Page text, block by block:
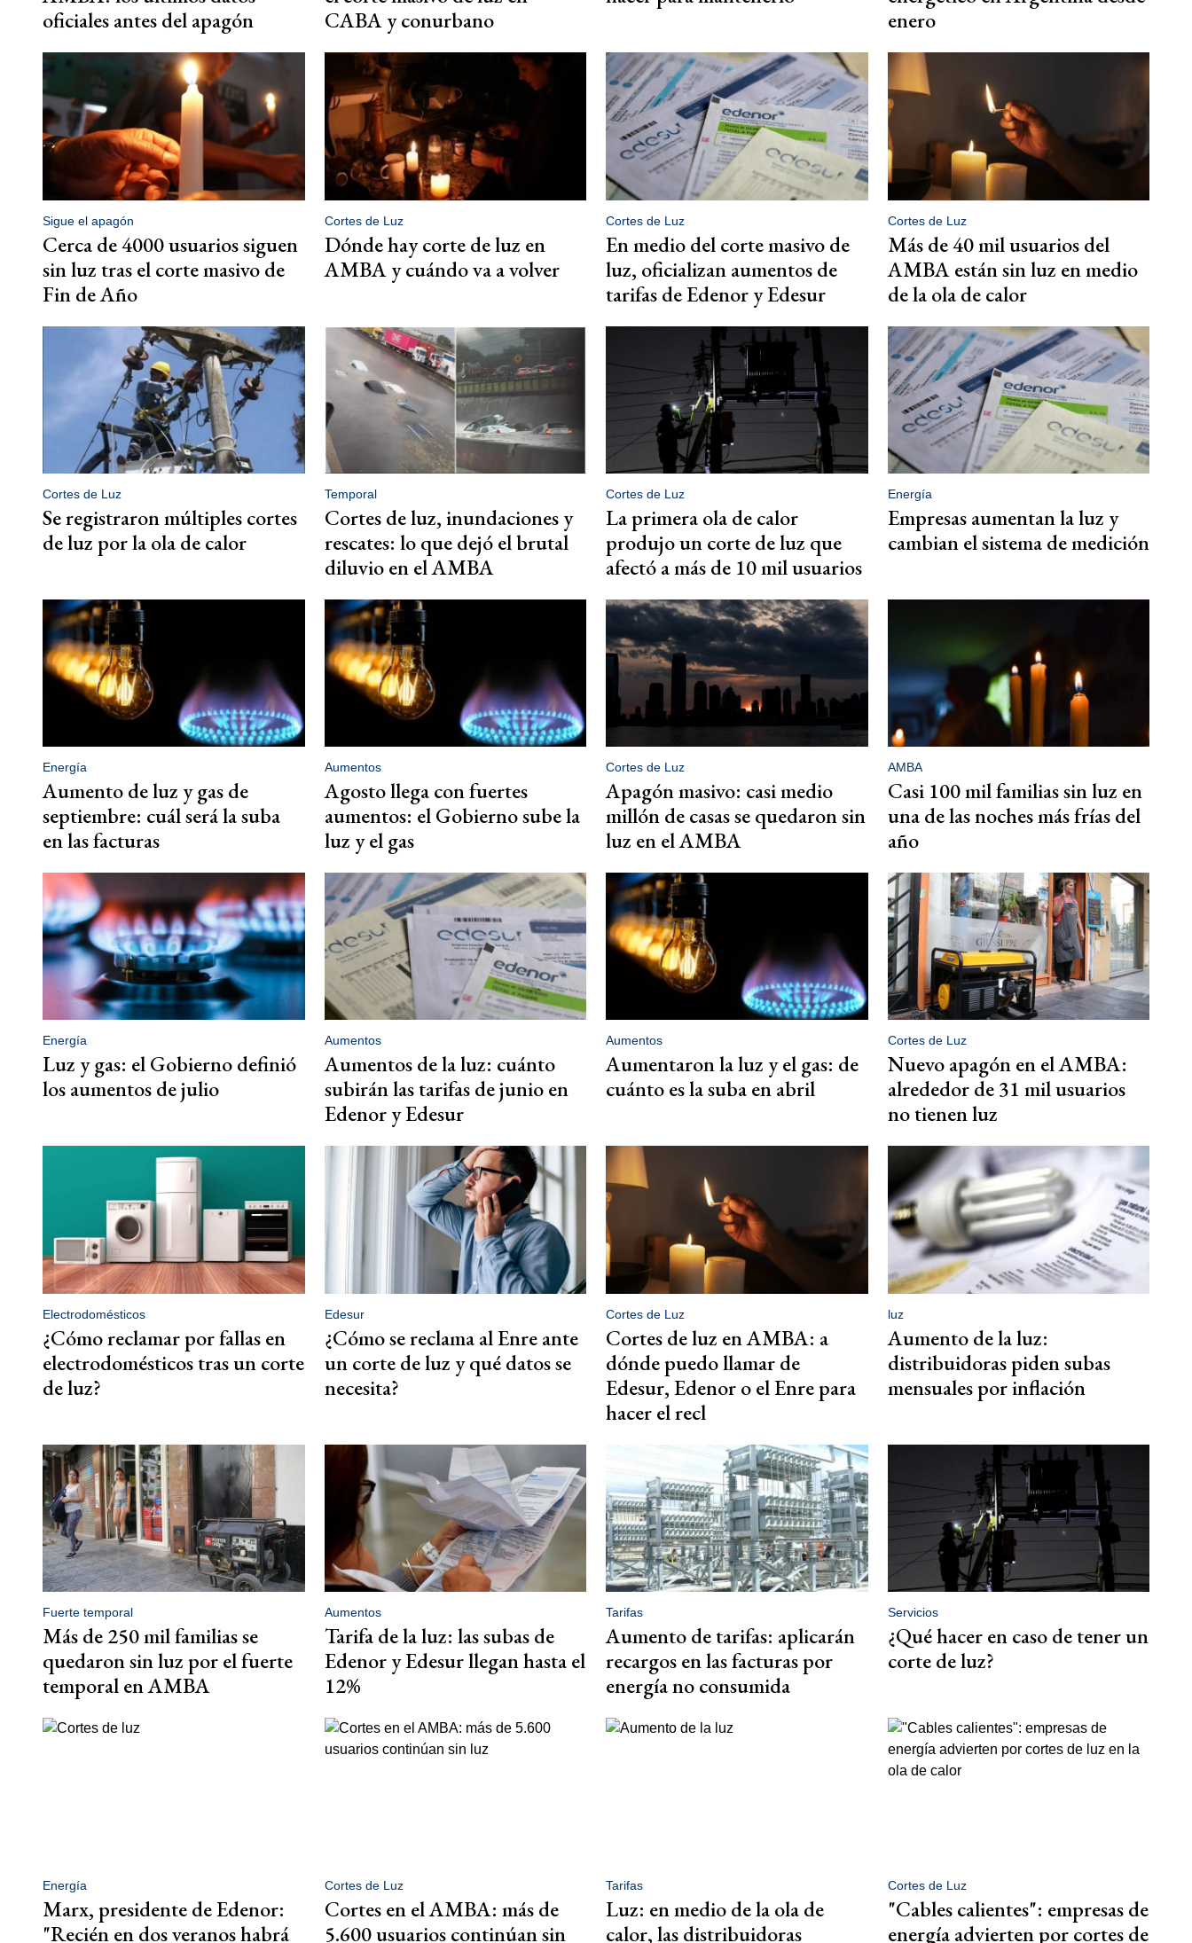
oficiales antes del apagón
CABA y conurbano
enero
Sigue el apagón
Cerca de 4000 usuarios siguen
sin luz tras el corte masivo de
Fin de Año
Cortes de Luz
Dónde hay corte de luz en
AMBA y cuándo va a volver
Cortes de Luz
En medio del corte masivo de
luz, oficializan aumentos de
tarifas de Edenor y Edesur
Cortes de Luz
Más de 40 mil usuarios del
AMBA están sin luz en medio
de la ola de calor
Cortes de Luz
Se registraron múltiples cortes
de luz por la ola de calor
Temporal
Cortes de luz, inundaciones y
rescates: lo que dejó el brutal
diluvio en el AMBA
Cortes de Luz
La primera ola de calor
produjo un corte de luz que
afectó a más de 10 mil usuarios
Energía
Empresas aumentan la luz y
cambian el sistema de medición
Energía
Aumento de luz y gas de
septiembre: cuál será la suba
en las facturas
Aumentos
Agosto llega con fuertes
aumentos: el Gobierno sube la
luz y el gas
Cortes de Luz
Apagón masivo: casi medio
millón de casas se quedaron sin
luz en el AMBA
AMBA
Casi 100 mil familias sin luz en
una de las noches más frías del
año
Energía
Luz y gas: el Gobierno definió
los aumentos de julio
Aumentos
Aumentos de la luz: cuánto
subirán las tarifas de junio en
Edenor y Edesur
Aumentos
Aumentaron la luz y el gas: de
cuánto es la suba en abril
Cortes de Luz
Nuevo apagón en el AMBA:
alrededor de 31 mil usuarios
no tienen luz
Electrodomésticos
¿Cómo reclamar por fallas en
electrodomésticos tras un corte
de luz?
Edesur
¿Cómo se reclama al Enre ante
un corte de luz y qué datos se
necesita?
Cortes de Luz
Cortes de luz en AMBA: a
dónde puedo llamar de
Edesur, Edenor o el Enre para
hacer el recl
luz
Aumento de la luz:
distribuidoras piden subas
mensuales por inflación
Fuerte temporal
Más de 250 mil familias se
quedaron sin luz por el fuerte
temporal en AMBA
Aumentos
Tarifa de la luz: las subas de
Edenor y Edesur llegan hasta el
12%
Tarifas
Aumento de tarifas: aplicarán
recargos en las facturas por
energía no consumida
Servicios
¿Qué hacer en caso de tener un
corte de luz?
Energía
Marx, presidente de Edenor:
"Recién en dos veranos habrá
Cortes de Luz
Cortes en el AMBA: más de
5.600 usuarios continúan sin
Tarifas
Luz: en medio de la ola de
calor, las distribuidoras
Cortes de Luz
"Cables calientes": empresas de
energía advierten por cortes de